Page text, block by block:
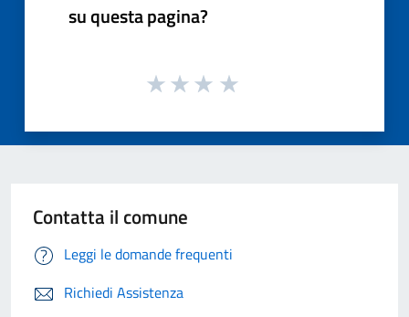
su questa pagina?
Contatta il comune
Leggi le domande frequenti
Richiedi Assistenza